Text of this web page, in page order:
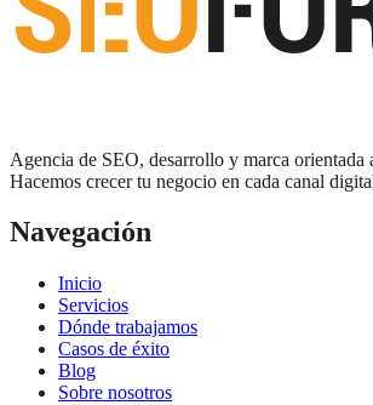
Agencia de SEO, desarrollo y marca orientada
Hacemos crecer tu negocio en cada canal
Navegación
Inicio
Servicios
Dónde trabajamos
Casos de éxito
Blog
Sobre nosotros